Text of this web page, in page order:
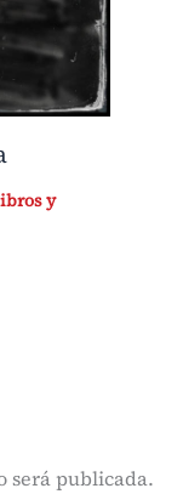
y
será publicada.